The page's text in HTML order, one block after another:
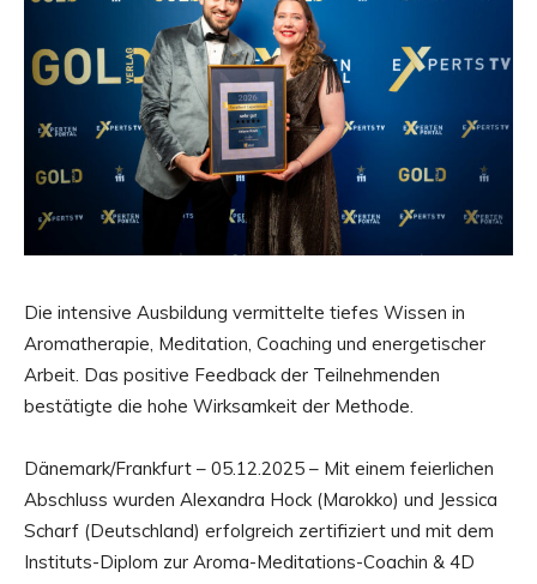
Die intensive Ausbildung vermittelte tiefes Wissen in
Aromatherapie, Meditation, Coaching und energetischer
Arbeit. Das positive Feedback der Teilnehmenden
bestätigte die hohe Wirksamkeit der Methode.
Dänemark/Frankfurt – 05.12.2025 – Mit einem feierlichen
Abschluss wurden Alexandra Hock (Marokko) und Jessica
Scharf (Deutschland) erfolgreich zertifiziert und mit dem
Instituts-Diplom zur Aroma-Meditations-Coachin & 4D